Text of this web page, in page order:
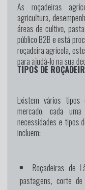
As roçadeiras
agricultura,
áreas de cultivo,
público B2B e está
roçadeira agrícola,
para ajudá-lo na sua
TIPOS DE
Existem vários tipos
mercado, cada
necessidades e tipos
incluem:
Roçadeiras de
pastagens, corte